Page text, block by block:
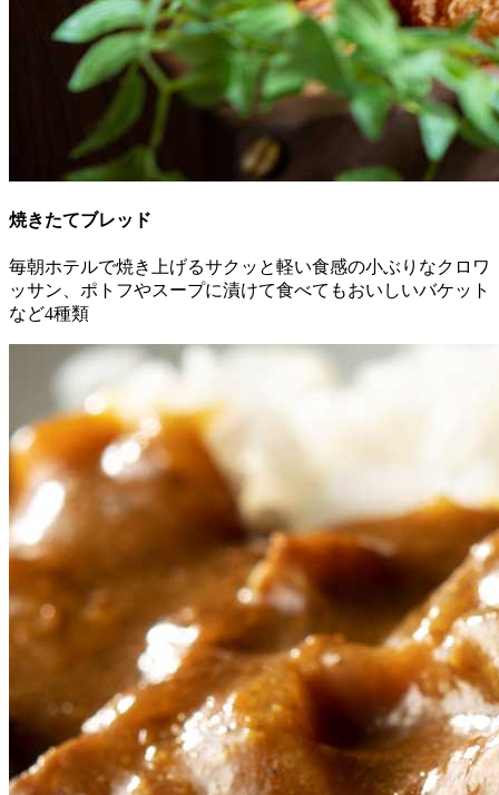
焼きたてブレッド
毎朝ホテルで焼き上げるサクッと軽い食感の小ぶりなクロワ
ッサン、ポトフやスープに漬けて食べてもおいしいバケット
など4種類